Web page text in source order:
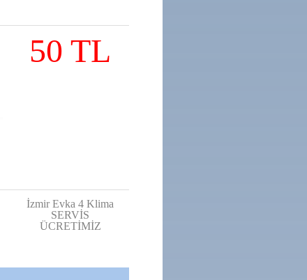
50 TL
İzmir Evka 4 Klima
SERVİS
ÜCRETİMİZ